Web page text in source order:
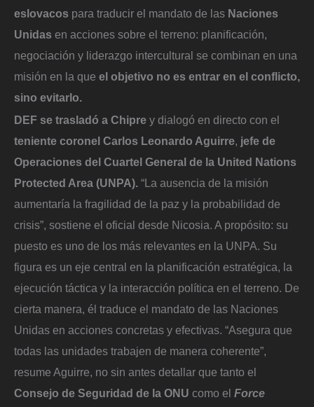
eslovacos para traducir el mandato de las Naciones
Unidas en acciones sobre el terreno: planificación,
negociación y liderazgo intercultural se combinan en una
misión en la que el objetivo no es entrar en el conflicto,
sino evitarlo.
DEF se trasladó a Chipre y dialogó en directo con el
teniente coronel Carlos Leonardo Aguirre, jefe de
Operaciones del Cuartel General de la United Nations
Protected Area (UNPA). “La ausencia de la misión
aumentaría la fragilidad de la paz y la probabilidad de
crisis”, sostiene el oficial desde Nicosia. A propósito: su
puesto es uno de los más relevantes en la UNPA. Su
figura es un eje central en la planificación estratégica, la
ejecución táctica y la interacción política en el terreno. De
cierta manera, él traduce el mandato de las Naciones
Unidas en acciones concretas y efectivas. “Asegura que
todas las unidades trabajen de manera coherente”,
resume Aguirre, no sin antes detallar que tanto el
Consejo de Seguridad de la ONU como el Force